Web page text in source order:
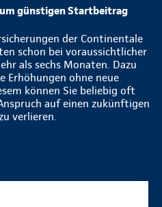
günstigen Startbeitrag
der Continentale
schon bei voraussichtlicher
als sechs Monaten. Dazu
Erhöhungen ohne neue
können Sie beliebig oft
auf einen zukünftigen
verlieren.